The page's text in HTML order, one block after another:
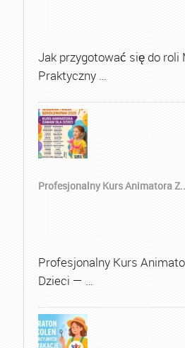
Jak przygotować się do roli
Praktyczny …
Profesjonalny Kurs Animatora
Profesjonalny Kurs
Dzieci — …